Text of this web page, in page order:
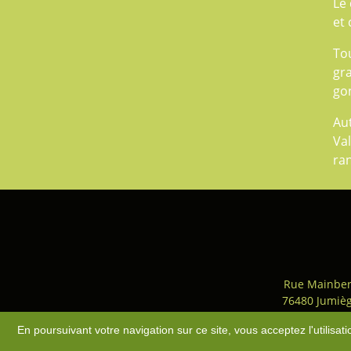
et
Rue
76480
Accès-Plan du site-
En poursuivant votre navigation sur ce site, vous acceptez